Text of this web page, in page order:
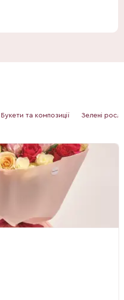
Букети та композиції Зелені